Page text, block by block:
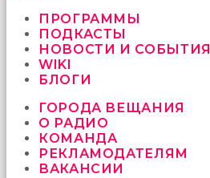
sikici
kocalar
güzel
karıları
öttürüyor
sex
hikayeleri
ПРОГРАММЫ
ПОДКАСТЫ
НОВОСТИ И СОБЫТИЯ
WIKI
БЛОГИ
ГОРОДА ВЕЩАНИЯ
О РАДИО
КОМАНДА
РЕКЛАМОДАТЕЛЯМ
ВАКАНСИИ